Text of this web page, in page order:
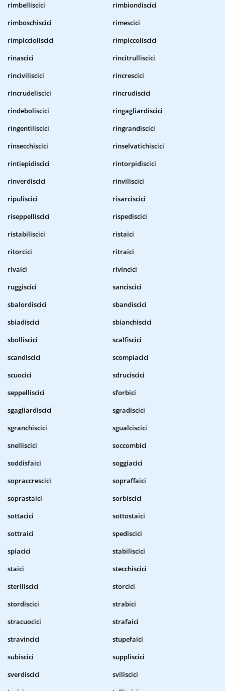
rimbelliscici
rimbiondiscici
rimboschiscici
rimescici
rimpiccioliscici
rimpiccoliscici
rinascici
rincitrulliscici
rinciviliscici
rincrescici
rincrudeliscici
rincrudiscici
rindeboliscici
ringagliardiscici
ringentiliscici
ringrandiscici
rinsecchiscici
rinselvatichiscici
rintiepidiscici
rintorpidiscici
rinverdiscici
rinviliscici
ripuliscici
risarciscici
riseppelliscici
rispediscici
ristabiliscici
ristaici
ritorcici
ritraici
rivaici
rivincici
ruggiscici
sanciscici
sbalordiscici
sbandiscici
sbiadiscici
sbianchiscici
sbolliscici
scalfiscici
scandiscici
scompiacici
scuocici
sdruciscici
seppelliscici
sforbici
sgagliardiscici
sgradiscici
sgranchiscici
sgualciscici
snelliscici
soccombici
soddisfaici
soggiacici
sopraccrescici
sopraffaici
soprastaici
sorbiscici
sottacici
sottostaici
sottraici
spediscici
spiacici
stabiliscici
staici
stecchiscici
steriliscici
storcici
stordiscici
strabici
stracuocici
strafaici
stravincici
stupefaici
subiscici
suppliscici
sverdiscici
sviliscici